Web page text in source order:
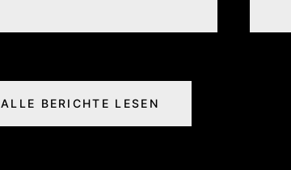
ALLE BERICHTE LESEN